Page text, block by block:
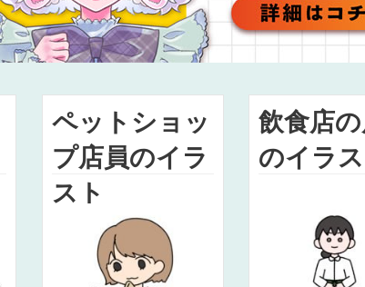
ペットショッ
プ店員のイラ
スト
飲食店
のイラ